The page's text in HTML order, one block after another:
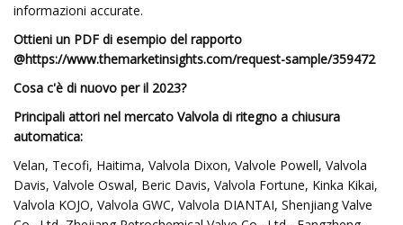
informazioni accurate.
Ottieni un PDF di esempio del rapporto
@https://www.themarketinsights.com/request-sample/359472
Cosa c'è di nuovo per il 2023?
Principali attori nel mercato Valvola di ritegno a chiusura
automatica:
Velan, Tecofi, Haitima, Valvola Dixon, Valvole Powell, Valvola
Davis, Valvole Oswal, Beric Davis, Valvola Fortune, Kinka Kikai,
Valvola KOJO, Valvola GWC, Valvola DIANTAI, Shenjiang Valve